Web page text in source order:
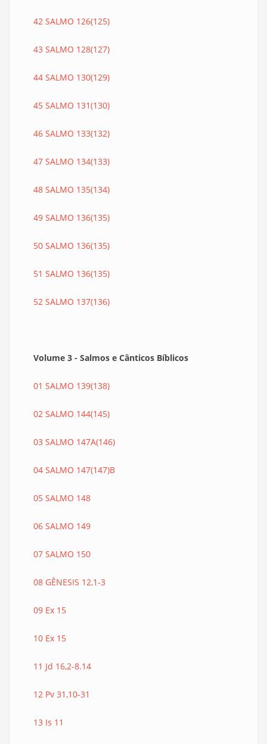
42 SALMO 126(125)
43 SALMO 128(127)
44 SALMO 130(129)
45 SALMO 131(130)
46 SALMO 133(132)
47 SALMO 134(133)
48 SALMO 135(134)
49 SALMO 136(135)
50 SALMO 136(135)
51 SALMO 136(135)
52 SALMO 137(136)
Volume 3 - Salmos e Cânticos Bíblicos
01 SALMO 139(138)
02 SALMO 144(145)
03 SALMO 147A(146)
04 SALMO 147(147)B
05 SALMO 148
06 SALMO 149
07 SALMO 150
08 GÊNESIS 12,1-3
09 Ex 15
10 Ex 15
11 Jd 16,2-8.14
12 Pv 31,10-31
13 Is 11